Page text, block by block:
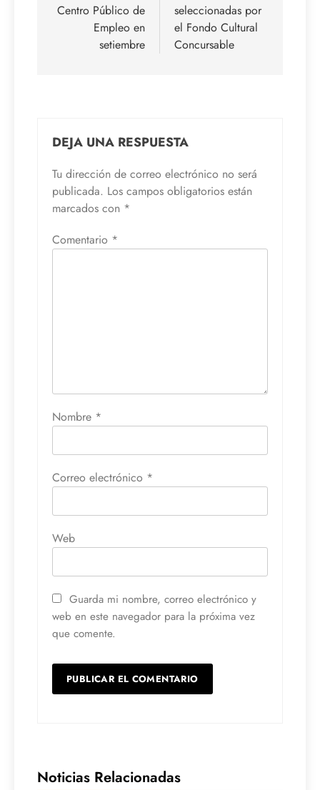
entradas
Centro Público de
Empleo en
setiembre
seleccionadas por
el Fondo Cultural
Concursable
DEJA UNA RESPUESTA
Tu dirección de correo electrónico no será
publicada. Los campos obligatorios están
marcados con *
Comentario *
Nombre *
Correo electrónico *
Web
Guarda mi nombre, correo electrónico y
web en este navegador para la próxima vez
que comente.
Noticias Relacionadas